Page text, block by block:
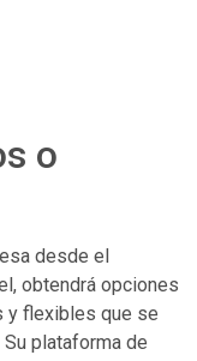
o
desde el
obtendrá opciones
y flexibles que se
plataforma de